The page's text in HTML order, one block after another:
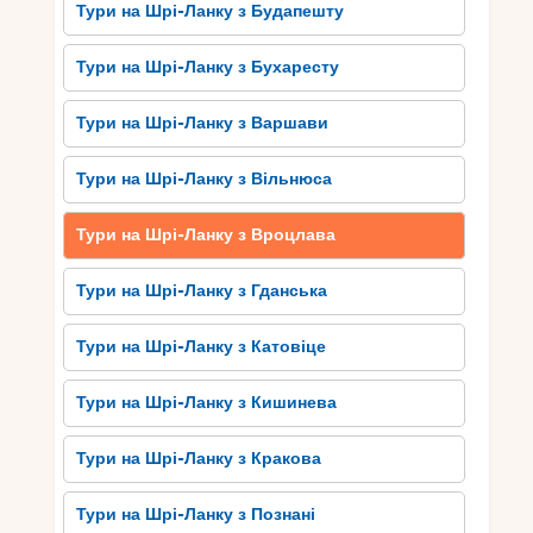
кокоса і манго. Вирушаючи на Шрі-Ланку, не
пропустіть можливості спробувати цю чудову
кухню, яка подарує вам новий досвід і
задовольнить ваше гастрономічне бажання.
Як організувати незабутню
подорож з Вроцлава на Шрі-
Ланку
Якщо ви мрієте про захоплюючу подорож на
Шрі-Ланку з Вроцлава, є кілька речей, які варто
врахувати. Перш за все, визначте дату вашої
подорожі та тривалість перебування на острові.
Потім зверніться до туристичного агентства або
скористайтеся онлайн-платформами для
пошуку найкращих пропозицій на авіаквитки та
готелі.
Приділіть увагу також плануванню маршруту.
Тури на Шрі-Ланку з Будапешту
Тури на Шрі-Ланку з Бухаресту
Тури на Шрі-Ланку з Варшави
Тури на Шрі-Ланку з Вільнюса
Тури на Шрі-Ланку з Вроцлава
Тури на Шрі-Ланку з Гданська
Тури на Шрі-Ланку з Катовіце
Тури на Шрі-Ланку з Кишинева
Тури на Шрі-Ланку з Кракова
Тури на Шрі-Ланку з Познані